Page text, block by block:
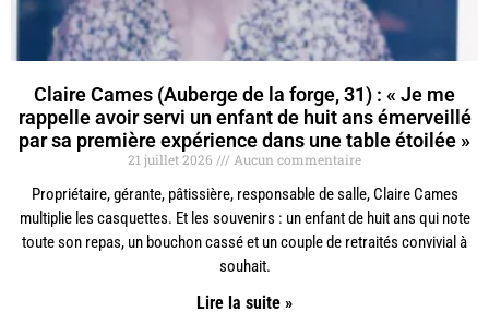
Claire Cames (Auberge de la forge, 31) : « Je me
rappelle avoir servi un enfant de huit ans émerveillé
par sa première expérience dans une table étoilée »
21 juillet 2026 Aucun commentaire
Propriétaire, gérante, pâtissière, responsable de salle, Claire Cames
multiplie les casquettes. Et les souvenirs : un enfant de huit ans qui note
toute son repas, un bouchon cassé et un couple de retraités convivial à
souhait.
Lire la suite »